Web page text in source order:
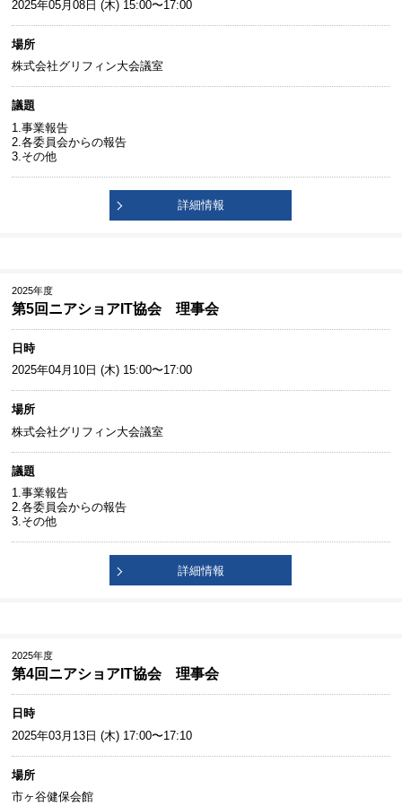
2025年05月08日 (木) 15:00〜17:00
場所
株式会社グリフィン大会議室
議題
1.事業報告
2.各委員会からの報告
3.その他
詳細情報
2025年度
第5回ニアショアIT協会 理事会
日時
2025年04月10日 (木) 15:00〜17:00
場所
株式会社グリフィン大会議室
議題
1.事業報告
2.各委員会からの報告
3.その他
詳細情報
2025年度
第4回ニアショアIT協会 理事会
日時
2025年03月13日 (木) 17:00〜17:10
場所
市ヶ谷健保会館